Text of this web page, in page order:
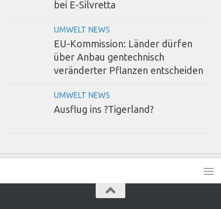
bei E-Silvretta
UMWELT NEWS
EU-Kommission: Länder dürfen
über Anbau gentechnisch
veränderter Pflanzen entscheiden
UMWELT NEWS
Ausflug ins ?Tigerland?